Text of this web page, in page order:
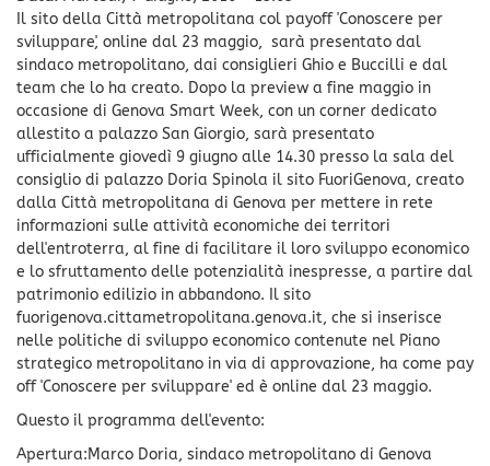
Il sito della Città metropolitana col payoff 'Conoscere per
sviluppare', online dal 23 maggio, sarà presentato dal
sindaco metropolitano, dai consiglieri Ghio e Buccilli e dal
team che lo ha creato. Dopo la preview a fine maggio in
occasione di Genova Smart Week, con un corner dedicato
allestito a palazzo San Giorgio, sarà presentato
ufficialmente giovedì 9 giugno alle 14.30 presso la sala del
consiglio di palazzo Doria Spinola il sito FuoriGenova, creato
dalla Città metropolitana di Genova per mettere in rete
informazioni sulle attività economiche dei territori
dell'entroterra, al fine di facilitare il loro sviluppo economico
e lo sfruttamento delle potenzialità inespresse, a partire dal
patrimonio edilizio in abbandono. Il sito
fuorigenova.cittametropolitana.genova.i­t, che si inserisce
nelle politiche di sviluppo economico contenute nel Piano
strategico metropolitano in via di approvazione, ha come pay
off 'Conoscere per sviluppare' ed è online dal 23 maggio.
Questo il programma dell'evento:
Apertura:Marco Doria, sindaco metropolitano di Genova